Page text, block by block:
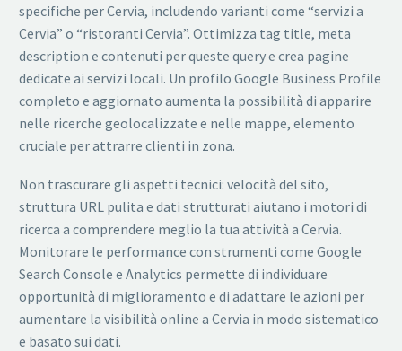
specifiche per Cervia, includendo varianti come “servizi a
Cervia” o “ristoranti Cervia”. Ottimizza tag title, meta
description e contenuti per queste query e crea pagine
dedicate ai servizi locali. Un profilo Google Business Profile
completo e aggiornato aumenta la possibilità di apparire
nelle ricerche geolocalizzate e nelle mappe, elemento
cruciale per attrarre clienti in zona.
Non trascurare gli aspetti tecnici: velocità del sito,
struttura URL pulita e dati strutturati aiutano i motori di
ricerca a comprendere meglio la tua attività a Cervia.
Monitorare le performance con strumenti come Google
Search Console e Analytics permette di individuare
opportunità di miglioramento e di adattare le azioni per
aumentare la visibilità online a Cervia in modo sistematico
e basato sui dati.